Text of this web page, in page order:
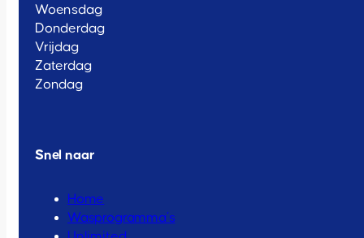
Woensdag
Donderdag
Vrijdag
Zaterdag
Zondag
Snel naar
Home
Wasprogramma’s